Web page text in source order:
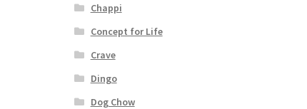
Chappi
Concept for Life
Crave
Dingo
Dog Chow